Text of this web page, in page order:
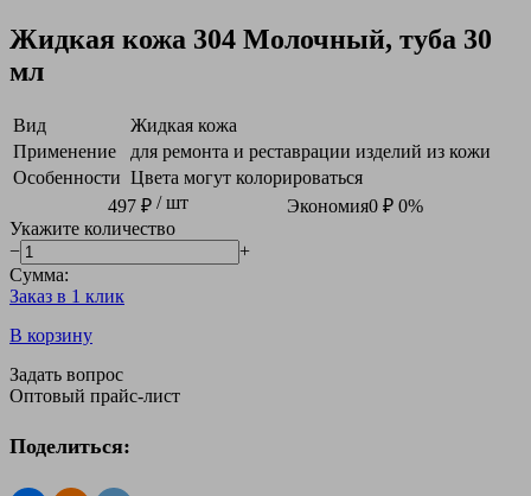
Жидкая кожа 304 Молочный, туба 30
мл
Вид
Жидкая кожа
Применение
для ремонта и реставрации изделий из кожи
Особенности Цвета могут колорироваться
497 ₽ / шт Экономия0 ₽ 0%
Укажите количество
−
+
Сумма:
Заказ в 1 клик
В корзину
Задать вопрос
Оптовый прайс-лист
Поделиться: